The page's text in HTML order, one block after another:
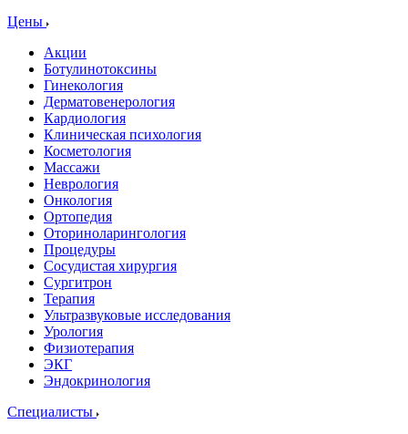
Цены
Акции
Ботулинотоксины
Гинекология
Дерматовенерология
Кардиология
Клиническая психология
Косметология
Массажи
Неврология
Онкология
Ортопедия
Оториноларингология
Процедуры
Сосудистая хирургия
Сургитрон
Терапия
Ультразвуковые исследования
Урология
Физиотерапия
ЭКГ
Эндокринология
Специалисты